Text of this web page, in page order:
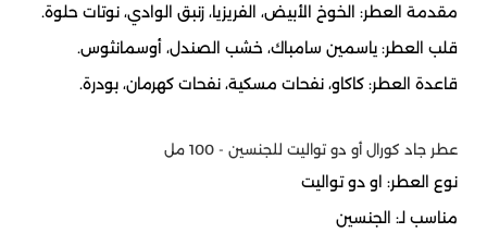
مقدمة العطر: الخوخ الأبيض، الفريزيا، زنبق الوادي، نوتات حلوة.
قلب العطر: ياسمين سامباك، خشب الصندل، أوسمانثوس.
قاعدة العطر: كاكاو، نفحات مسكية، نفحات كهرمان، بودرة.
عطر جاد كورال أو دو تواليت للجنسين - 100 مل
نوع العطر: او دو تواليت
مناسب لـ: الجنسين